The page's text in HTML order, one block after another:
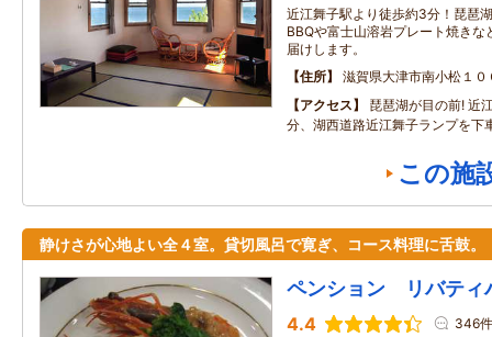
近江舞子駅より徒歩約3分！琵琶
BBQや富士山溶岩プレート焼き
届けします。
住所
滋賀県大津市南小松１０
アクセス
琵琶湖が目の前! 近
分、湖西道路近江舞子ランプを下
この施
静けさが心地よい全４室。貸切風呂で寛ぎ、コース料理に舌鼓。
ペンション リバティ
4.4 346件